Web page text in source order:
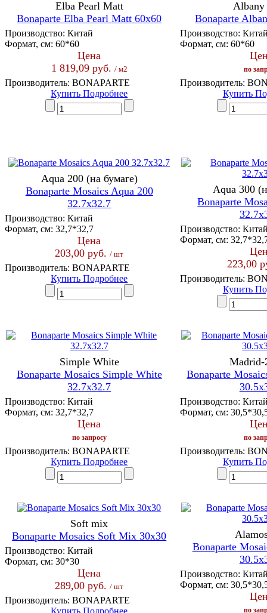
Elba Pearl Matt
Bonaparte Elba Pearl Matt 60x60
Производство: Китай
Формат, см: 60*60
Цена
1 819,09 руб. / м2
Производитель: BONAPARTE
КупитьПодробнее
Albany
Bonaparte
Производство:
Формат, см: 60*60
по
Производитель:
Купить
Aqua 200 (на бумаге)
Bonaparte Mosaics Aqua 200
32.7x32.7
Производство: Китай
Формат, см: 32,7*32,7
Цена
203,00 руб. / шт
Производитель: BONAPARTE
КупитьПодробнее
Aqua 300
Bonaparte
Производство:
Формат, см:
223,00
Производитель:
Купить
Simple White
Bonaparte Mosaics Simple White
32.7x32.7
Производство: Китай
Формат, см: 32,7*32,7
Цена
по запросу
Производитель: BONAPARTE
КупитьПодробнее
Madrid-
Bonaparte
Производство:
Формат, см:
по
Производитель:
Купить
Soft mix
Bonaparte Mosaics Soft Mix 30x30
Производство: Китай
Формат, см: 30*30
Цена
289,00 руб. / шт
Производитель: BONAPARTE
КупитьПодробнее
Bonaparte
Производство:
Формат, см:
по